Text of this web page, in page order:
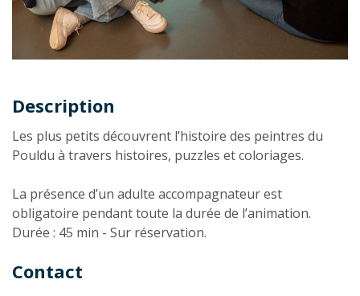
Description
Description
Les plus petits découvrent l’histoire des peintres du
Pouldu à travers histoires, puzzles et coloriages.
La présence d’un adulte accompagnateur est
obligatoire pendant toute la durée de l’animation.
Durée : 45 min - Sur réservation.
Contact